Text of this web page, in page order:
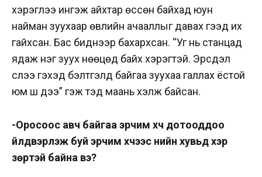
хэрэглээ ингэж айхтар өссөн байхад юун
найман зуухаар өвлийн ачааллыг давах гээд их
гайхсан. Бас биднээр бахархсан. “Уг нь станцад
ядаж нэг зуух нөөцөд байх хэрэгтэй. Эрсдэл
үүслээ гэхэд бэлтгэлд байгаа зуухаа галлах ёстой
юм шүү дээ” гэж тэд маань хэлж байсан.
-Оросоос авч байгаа эрчим хүч дотооддоо
үйлдвэрлэж буй эрчим хүчээс үнийн хувьд хэр
зөрүүтэй байна вэ?